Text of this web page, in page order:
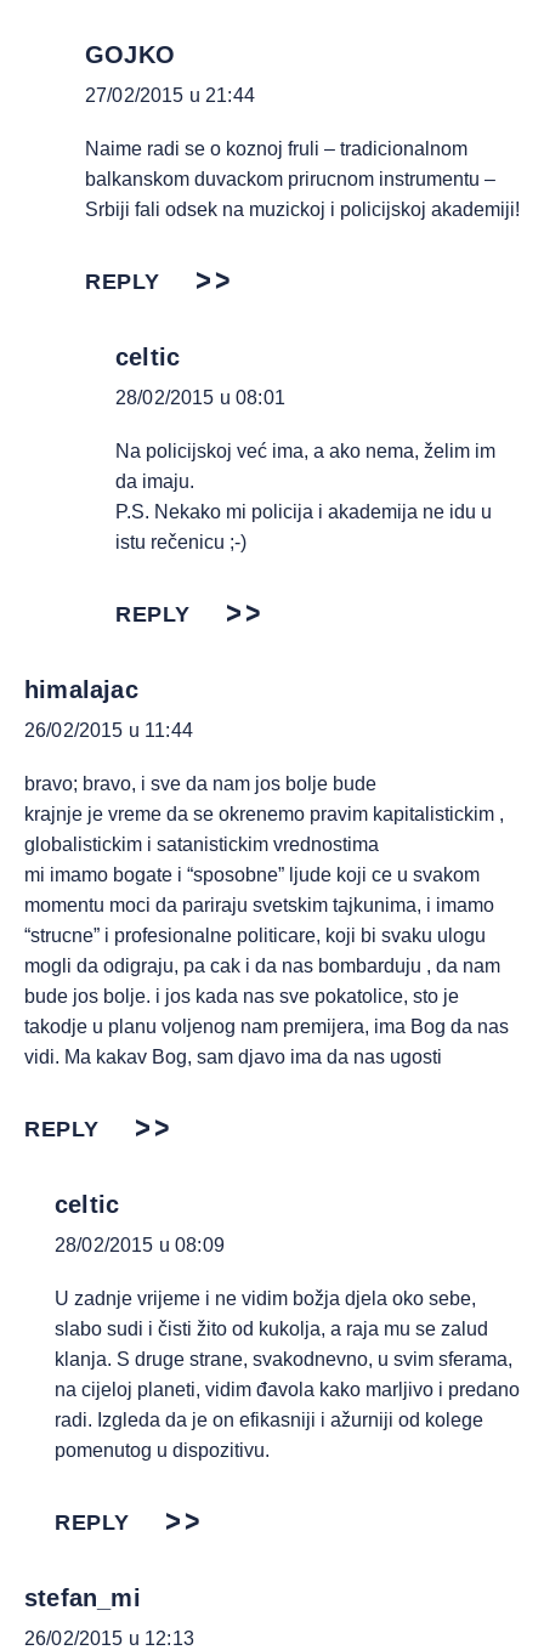
GOJKO
27/02/2015 u 21:44
Naime radi se o koznoj fruli – tradicionalnom
balkanskom duvackom prirucnom instrumentu –
Srbiji fali odsek na muzickoj i policijskoj akademiji!
REPLY
celtic
28/02/2015 u 08:01
Na policijskoj već ima, a ako nema, želim im
da imaju.
P.S. Nekako mi policija i akademija ne idu u
istu rečenicu ;-)
REPLY
himalajac
26/02/2015 u 11:44
bravo; bravo, i sve da nam jos bolje bude
krajnje je vreme da se okrenemo pravim kapitalistickim ,
globalistickim i satanistickim vrednostima
mi imamo bogate i “sposobne” ljude koji ce u svakom
momentu moci da pariraju svetskim tajkunima, i imamo
“strucne” i profesionalne politicare, koji bi svaku ulogu
mogli da odigraju, pa cak i da nas bombarduju , da nam
bude jos bolje. i jos kada nas sve pokatolice, sto je
takodje u planu voljenog nam premijera, ima Bog da nas
vidi. Ma kakav Bog, sam djavo ima da nas ugosti
REPLY
celtic
28/02/2015 u 08:09
U zadnje vrijeme i ne vidim božja djela oko sebe,
slabo sudi i čisti žito od kukolja, a raja mu se zalud
klanja. S druge strane, svakodnevno, u svim sferama,
na cijeloj planeti, vidim đavola kako marljivo i predano
radi. Izgleda da je on efikasniji i ažurniji od kolege
pomenutog u dispozitivu.
REPLY
stefan_mi
26/02/2015 u 12:13